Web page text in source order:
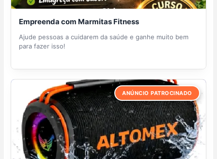
Empreenda com Marmitas Fitness
Ajude pessoas a cuidarem da saúde e ganhe muito bem
para fazer isso!
ANÚNCIO PATROCINADO